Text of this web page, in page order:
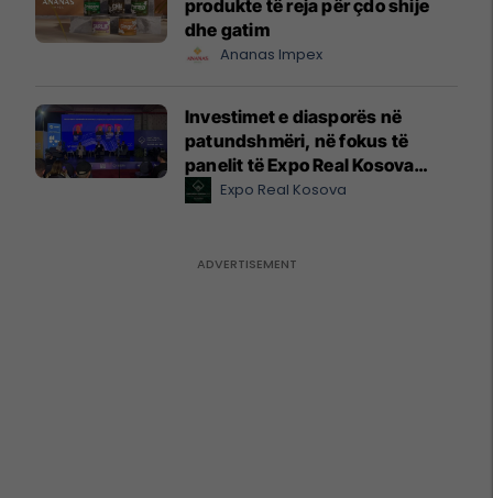
produkte të reja për çdo shije
dhe gatim
Ananas Impex
Investimet e diasporës në
patundshmëri, në fokus të
panelit të Expo Real Kosova
2026Expo Real Kosova